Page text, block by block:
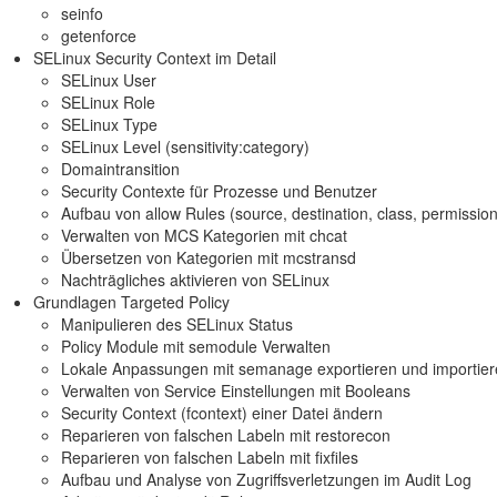
seinfo
getenforce
SELinux Security Context im Detail
SELinux User
SELinux Role
SELinux Type
SELinux Level (sensitivity:category)
Domaintransition
Security Contexte für Prozesse und Benutzer
Aufbau von allow Rules (source, destination, class, permission
Verwalten von MCS Kategorien mit chcat
Übersetzen von Kategorien mit mcstransd
Nachträgliches aktivieren von SELinux
Grundlagen Targeted Policy
Manipulieren des SELinux Status
Policy Module mit semodule Verwalten
Lokale Anpassungen mit semanage exportieren und
Verwalten von Service Einstellungen mit Booleans
Security Context (fcontext) einer Datei ändern
Reparieren von falschen Labeln mit restorecon
Reparieren von falschen Labeln mit fixfiles
Aufbau und Analyse von Zugriffsverletzungen im Audit Log